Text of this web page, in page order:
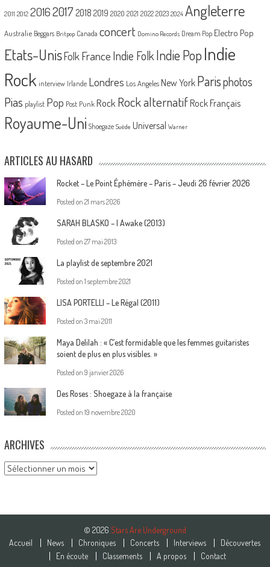
2011 2012 20162017 2018 2019 2020 2021 2022 2023 2024 Angleterre
Australie Beggars Britpop Canada concert Domino Records Dream Pop Electro Pop
Etats-UnisFolk France Indie Folk Indie PopIndie
Rock interview Irlande Londres Los Angeles New York Parisphotos
Pias playlist Pop Post Punk Rock Rock alternatif Rock Français
Royaume-Uni Shoegaze Suède Universal Warner
ARTICLES AU HASARD
Rocket – Le Point Éphémère – Paris – Jeudi 26 février 2026
Posted on 21 mars 2026
SARAH BLASKO – I Awake (2013)
Posted on 27 mai 2013
La playlist de septembre 2021
Posted on 1 septembre 2021
LISA PORTELLI – Le Régal (2011)
Posted on 3 mai 2011
Maya Delilah : « C’est formidable que les femmes guitaristes
soient de plus en plus visibles. »
Posted on 9 janvier 2026
Des Roses : Shoegaze à la française
Posted on 19 novembre 2020
ARCHIVES
Archives
© 2026 Stars Are Underground
Accueil
News Chroniques Concerts Interviews
Découvertes
En écoute
Classements A propos Contact